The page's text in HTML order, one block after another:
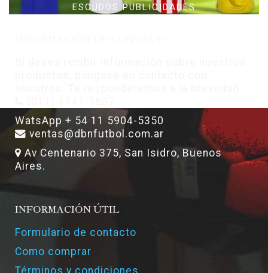
ESCUDOS PUBLICIDADES
WatsApp + 54 11 5904-5350
ventas@dbnfutbol.com.ar
Av Centenario 375, San Isidro, Buenos
Aires.
INFORMACIÓN ÚTIL
Formulario de contacto
Como comprar
Términos y condiciones